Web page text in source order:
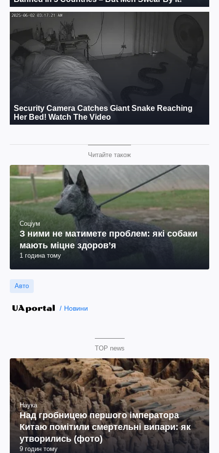
Читайте також
Соціум
З ними не матимете проблем: які собаки
мають міцне здоров’я
1 година тому
Авто
Новини
TOP news
Наука
Над гробницею першого імператора
Китаю помітили смертельні випари: як
утворились (фото)
9 годин тому